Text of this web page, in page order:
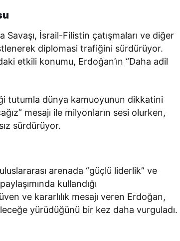
İsrail-Filistin çatışmaları ve diğer
diplomasi trafiğini sürdürüyor.
etkili konumu, Erdoğan’ın “Daha adil
tutumla dünya kamuoyunun dikkatini
mesajı ile milyonların sesi olurken,
sürdürüyor.
arenada “güçlü liderlik” ve
kullandığı
ve kararlılık mesajı veren Erdoğan,
yürüdüğünü bir kez daha vurguladı.